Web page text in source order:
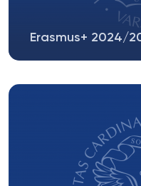
Erasmus+ 2024/
na wyjazd w ramach